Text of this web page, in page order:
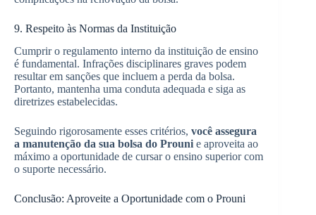
9. Respeito às Normas da Instituição
Cumprir o regulamento interno da instituição de ensino
é fundamental. Infrações disciplinares graves podem
resultar em sanções que incluem a perda da bolsa.
Portanto, mantenha uma conduta adequada e siga as
diretrizes estabelecidas.
Seguindo rigorosamente esses critérios, você assegura
a manutenção da sua bolsa do Prouni e aproveita ao
máximo a oportunidade de cursar o ensino superior com
o suporte necessário.
Conclusão: Aproveite a Oportunidade com o Prouni